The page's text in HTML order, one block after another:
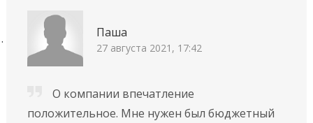
Паша
27 августа 2021, 17:42
О компании впечатление
положительное. Мне нужен был бюджетный